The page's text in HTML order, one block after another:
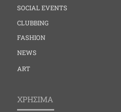
SOCIAL EVENTS
CLUBBING
FASHION
NEWS
ART
ΧΡΗΣΙΜΑ